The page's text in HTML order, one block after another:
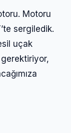
Motoru
sergiledik.
uçak